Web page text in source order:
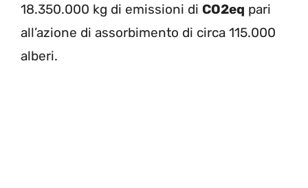
18.350.000 kg di emissioni di CO2eq pari
all’azione di assorbimento di circa 115.000
alberi.